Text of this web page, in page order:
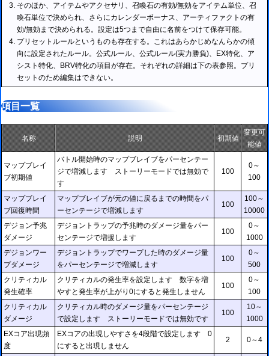
そのほか、アイテムやアクセサリ、召喚石の有効/無効をアイテム単位、召
喚石単位で決められ、さらにカレンダーボーナス、アーティファクトの有
効/無効まで決められる。設定は5つまで自由に名前をつけて保存可能。
プリセットルールというものも存在する。これはあらかじめなんらかの傾
向に設定されたルール。公式ルール、公式ルール(実力勝負)、EX特化、ア
シスト特化、BRV特化の項目が存在。それぞれの詳細は下の表参照。プリ
セットのため編集はできない。
項目一覧
名称 説明 初期値
変更可
能値
マップブレイ
ブ初期値
バトル開始時のマップブレイブをパーセンテー
ジで増減します ストーリーモードでは無効で
す
100
0～
100
マップブレイ
ブ回復時間
マップブレイブが元の値に戻るまでの時間をパ
ーセンテージで増減します
100
100～
10000
デジョン予兆
ダメージ
デジョントラップの予兆時のダメージ量をパー
センテージで増援します
100
0～
1000
デジョンワー
プダメージ
デジョントラップでワープした時のダメージ量
をパーセンテージで増減します
100
0～
500
クリティカル
発生確率
クリティカルの発生率を設定します 数字を増
やすと発生率が上がり0にすると発生しません
100
0～
100
クリティカル
ダメージ
クリティカル時のダメージ量をパーセンテージ
で設定します ストーリーモードでは無効です
100
10～
1000
EXコア出現頻
度
EXコアの出現しやすさを4段階で設定します 0
にすると出現しません
2 0～4